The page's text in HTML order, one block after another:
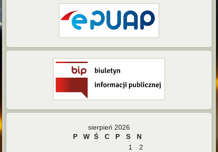
sierpień 2026
P
W Ś C P S
N
1
2